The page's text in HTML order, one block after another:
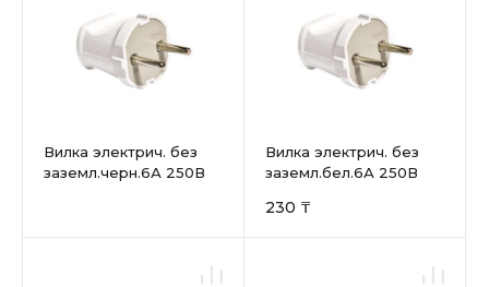
Вилка электрич. без
заземл.черн.6А 250В
Вилка электрич. без
заземл.бел.6А 250В
230 ₸